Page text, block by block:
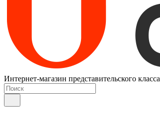
Интернет-магазин представительского класса